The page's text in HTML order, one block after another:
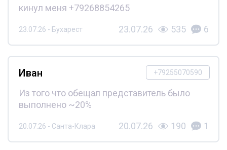
кинул меня +79268854265
23.07.26 - Бухарест 23.07.26 535 6
+79255070590
Иван
Из того что обещал представитель было
выполнено ~20%
20.07.26 - Санта-Клара 20.07.26 190 1